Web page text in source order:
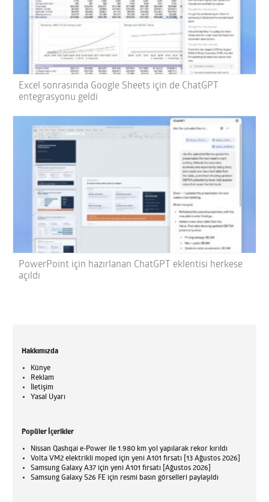
Excel sonrasında Google Sheets için de ChatGPT
entegrasyonu geldi
PowerPoint için hazırlanan ChatGPT eklentisi herkese
açıldı
Hakkımızda
Künye
Reklam
İletişim
Yasal Uyarı
Popüler İçerikler
Nissan Qashqai e-Power ile 1.980 km yol yapılarak rekor kırıldı
Volta VM2 elektrikli moped için yeni A101 fırsatı [13 Ağustos 2026]
Samsung Galaxy A37 için yeni A101 fırsatı [Ağustos 2026]
Samsung Galaxy S26 FE için resmi basın görselleri paylaşıldı